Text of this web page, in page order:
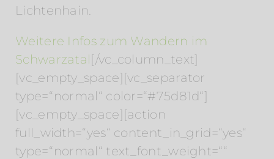
Lichtenhain.
Weitere Infos zum Wandern im
Schwarzatal[/vc_column_text]
[vc_empty_space][vc_separator
type=“normal“ color=“#75d81d“]
[vc_empty_space][action
full_width=“yes“ content_in_grid=“yes“
type=“normal“ text_font_weight=““